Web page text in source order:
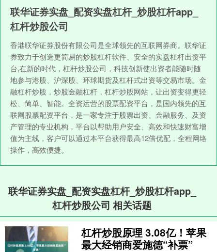
联华证券实盘_配资实盘杠杆_炒股杠杆app_
杠杆炒股公司
香港联华证券股份有限公司是全球领先的互联网券商。联华证
券致力于创造更简易的炒股杠杆软件、安全的实盘杠杆出资平
台,在新的时代，杠杆炒股公司，科技创新使出资者能随时随
地参与港股、沪深股、环球期货及杠杆式出资等交易市场。金
融杠杆炒股，炒股金融杠杆，杠杆炒股网站，让出资变得更轻
松、简单、智能。全资运营的股票配资平台，是国内领先的互
联网股票配资平台，是一家专注于股票出资、金融服务、及资
产管理的专业机构，平台以帮助用户安全、高效和快速财富增
值为主线，客户可以通过本平台获得最高12倍优配，全程网络
操作，高效便捷。
联华证券实盘_配资实盘杠杆_炒股杠杆app_
杠杆炒股公司 相关话题
杠杆炒股原理 3.08亿！苹果
最大经销商爱施德“补票”